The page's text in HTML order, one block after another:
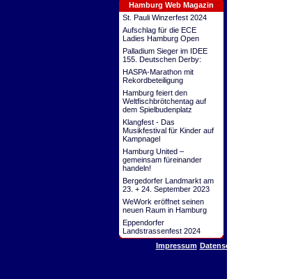
Hamburg Web Magazin
St. Pauli Winzerfest 2024
Aufschlag für die ECE
Ladies Hamburg Open
Palladium Sieger im IDEE
155. Deutschen Derby:
HASPA-Marathon mit
Rekordbeteiligung
Hamburg feiert den
Weltfischbrötchentag auf
dem Spielbudenplatz
Klangfest - Das
Musikfestival für Kinder auf
Kampnagel
Hamburg United –
gemeinsam füreinander
handeln!
Bergedorfer Landmarkt am
23. + 24. September 2023
WeWork eröffnet seinen
neuen Raum in Hamburg
Eppendorfer
Landstrassenfest 2024
Impressum Datenschutz